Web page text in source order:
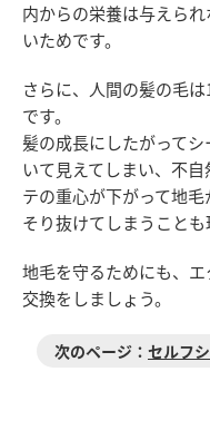
内からの栄養は与えら
いためです。
さらに、人間の髪の毛
です。
髪の成長にしたがって
いて見えてしまい、不
テの重心が下がって地
そり抜けてしまうことも
地毛を守るためにも、
交換をしましょう。
セルフ